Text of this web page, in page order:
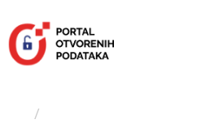
sadržaj